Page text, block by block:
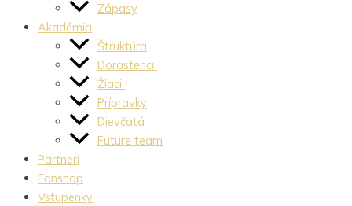
Zápasy
Akadémia
Štruktúra
Dorastenci
Žiaci
Prípravky
Dievčatá
Future team
Partneri
Fanshop
Vstupenky